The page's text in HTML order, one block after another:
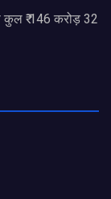
कुल ₹ 146 करोड़ 32